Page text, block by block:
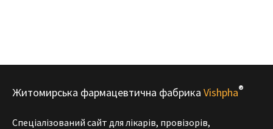
Житомирська фармацевтична фабрика Vishpha®
Спеціалізований сайт для лікарів, провізорів,